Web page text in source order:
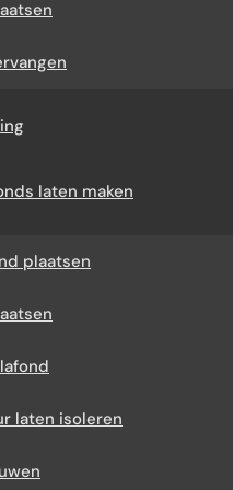
laten maken
plaatsen
laten isoleren
aan duurzaamheid
EN